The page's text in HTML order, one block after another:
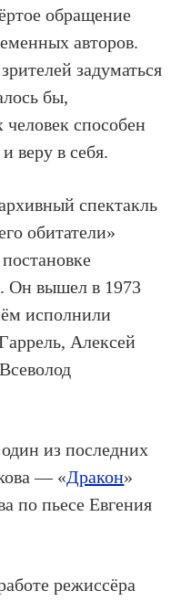
обращение
авторов.
задуматься
бы,
способен
веру в себя.
спектакль
обитатели»
Он вышел в 1973
исполнили
Алексей
из последних
— «Дракон»
по пьесе Евгения
режиссёра